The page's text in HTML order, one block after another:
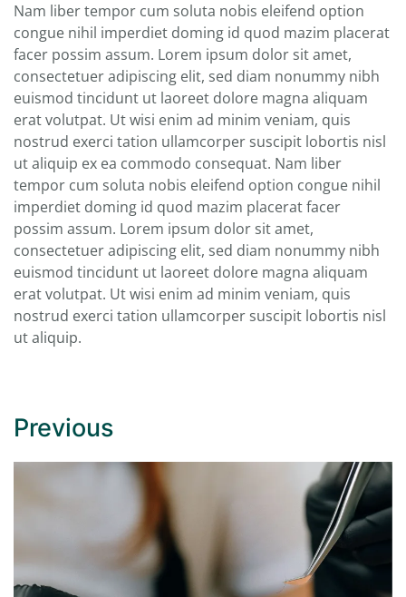
Nam liber tempor cum soluta nobis eleifend option
congue nihil imperdiet doming id quod mazim placerat
facer possim assum. Lorem ipsum dolor sit amet,
consectetuer adipiscing elit, sed diam nonummy nibh
euismod tincidunt ut laoreet dolore magna aliquam
erat volutpat. Ut wisi enim ad minim veniam, quis
nostrud exerci tation ullamcorper suscipit lobortis nisl
ut aliquip ex ea commodo consequat. Nam liber
tempor cum soluta nobis eleifend option congue nihil
imperdiet doming id quod mazim placerat facer
possim assum. Lorem ipsum dolor sit amet,
consectetuer adipiscing elit, sed diam nonummy nibh
euismod tincidunt ut laoreet dolore magna aliquam
erat volutpat. Ut wisi enim ad minim veniam, quis
nostrud exerci tation ullamcorper suscipit lobortis nisl
ut aliquip.
Previous